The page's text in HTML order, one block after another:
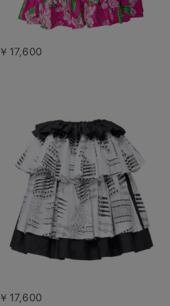
￥17,600
￥17,600